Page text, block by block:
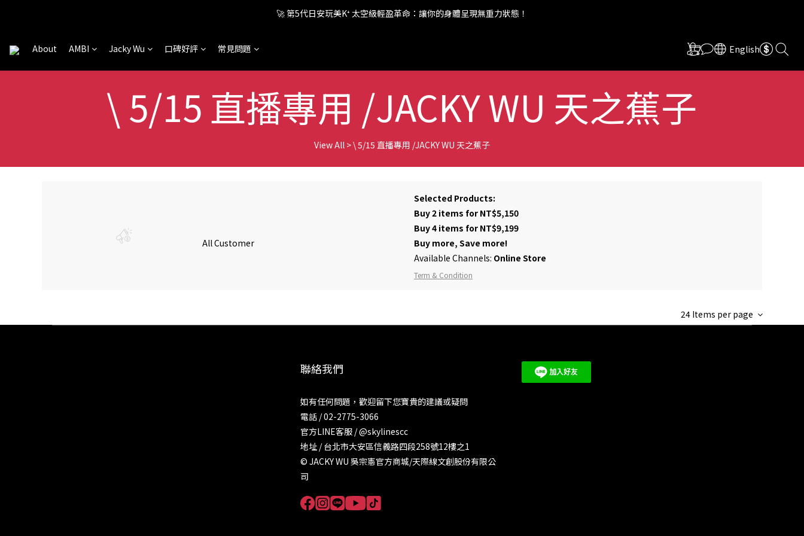
🚀 第5代日安玩美K⁺ 太空級輕盈革命：讓你的身體呈現無重力狀態！
🚀 第5代日安玩美K⁺ 太空級輕盈革命：讓你的身體呈現無重力狀態！
About AMBI Jacky Wu 口碑好評 常見問題 English
\ 5/15 直播專用 /JACKY WU 天之蕉子
View All>\ 5/15 直播專用 /JACKY WU 天之蕉子
All Customer
Selected Products:
Buy 2 items for NT$5,150
Buy 4 items for NT$9,199
Buy more, Save more!
Available Channels: Online Store
Term & Condition
24 Items per page
聯絡我們
如有任何問題，歡迎留下您寶貴的建議或疑問
電話 / 02-2775-3066
官方LINE客服 /@skylinescc
地址 / 台北市大安區信義路四段258號12樓之1
© JACKY WU 吳宗憲官方商城/天際線文創股份有限公
司